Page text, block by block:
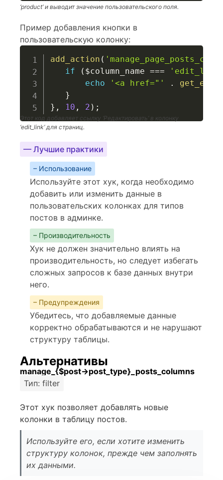
‘product’ и выводит значение пользовательского поля.
Пример добавления кнопки в
пользовательскую колонку:
add_action (
if
( $column_name ===
echo
'<a href="' .
}
} , 10 , 2 ) ;
Этот код добавляет ссылку ‘Редактировать’ в колонку
‘edit_link’ для страниц.
— Лучшие практики
– Использование
Используйте этот хук, когда необходимо
добавить или изменить данные в
пользовательских колонках для типов
постов в админке.
– Производительность
Хук не должен значительно влиять на
производительность, но следует избегать
сложных запросов к базе данных внутри
него.
– Предупреждения
Убедитесь, что добавляемые данные
корректно обрабатываются и не нарушают
структуру таблицы.
Альтернативы
manage_{$post->post_type}_posts_columns
Тип: filter
Этот хук позволяет добавлять новые
колонки в таблицу постов.
Используйте его, если хотите изменить
структуру колонок, прежде чем заполнять
их данными.